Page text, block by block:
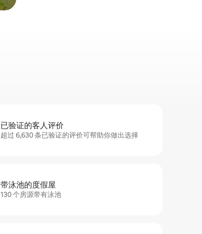
已验证的客人评价
超过 6,630 条已验证的评价可帮助你做出选择
带泳池的度假屋
130 个房源带有泳池